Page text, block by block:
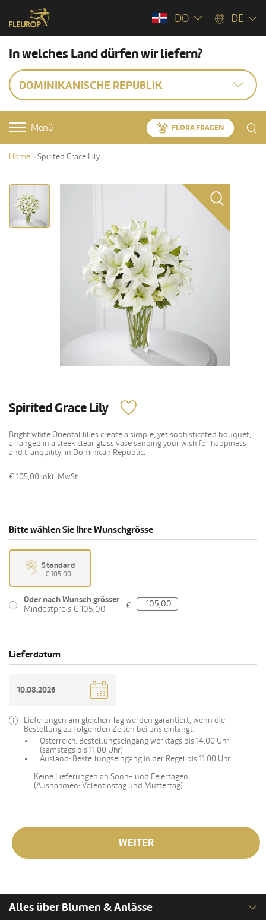
DO DE
In welches Land dürfen wir liefern?
DOMINIKANISCHE REPUBLIK
Menü FLORA FRAGEN
Home Spirited Grace Lily
Spirited Grace Lily
Bright white Oriental lilies create a simple, yet sophisticated bouquet,
arranged in a sleek clear glass vase sending your wish for happiness
and tranquility, in Dominican Republic.
€ 105,00 inkl. MwSt.
Bitte wählen Sie Ihre Wunschgrösse
Standard
€ 105,00
Oder nach Wunsch grösser
Mindestpreis € 105,00
€
Lieferdatum
Lieferungen am gleichen Tag werden garantiert, wenn die
Bestellung zu folgenden Zeiten bei uns einlangt:
Österreich: Bestellungseingang werktags bis 14.00 Uhr
(samstags bis 11.00 Uhr)
Ausland: Bestellungseingang in der Regel bis 11.00 Uhr
Keine Lieferungen an Sonn- und Feiertagen.
(Ausnahmen: Valentinstag und Muttertag)
WEITER
Alles über Blumen & Anlässe